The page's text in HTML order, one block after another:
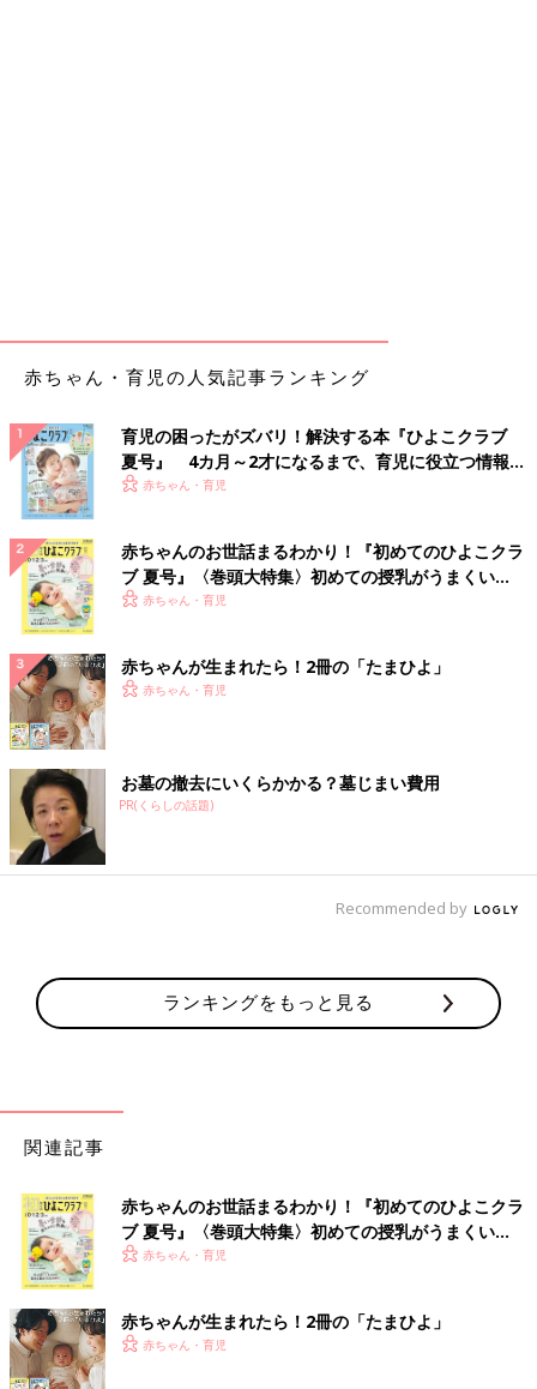
涙は涙点から涙小管、涙嚢（るいのう）、鼻涙管を通って鼻へ流
れていきます。これを涙道といいます。
涙道が通っているかを調べる検査
大人の場合は涙道の通りを確認するために涙点から水を入れて、
口や鼻に水が来るか確認する「通水検査」をします。しかし、子
どもの場合はどうしても動いてしまうので侵襲的な検査になって
しまいます。代わりとして、色素残留試験をします。目に色素を
つけて15分ほど待つと正常であれば色のついた涙は鼻へ行くので
目に残りません。しかし、閉塞があると色のついた涙が目に残り
９割が１歳までに自然治癒するのでまずは経過観察
しょう。どろっとした黄色い目やにや充血がでるときは抗生剤点
きてしまう可能性があるので、症状が強いときだけなど最低限の
使用でお願いしています。
自然治癒を促す方法として涙嚢マッサージ（Crigler・クリッグラ
ー法）があります。目頭の内側に指を置き、鼻の骨を押すように
軽く圧をかけて、鼻翼にむかって指を動かすことで涙道の内容物
を鼻へ流し込むマッサージです【図2参照】。1セットあたり5～
10回、1日に2～4セット行うことが推奨されます。もし自然治癒
赤ちゃん・育児の人気記事ランキング
育児の困ったがズバリ！解決する本『ひよこクラブ
夏号』 4カ月～2才になるまで、育児に役立つ情報が
いっぱい！
赤ちゃん・育児
赤ちゃんのお世話まるわかり！『初めてのひよこクラ
ブ 夏号』〈巻頭大特集〉初めての授乳がうまくい
く！ おっぱい・ミルクの基本と夏のトラブル 解決テ
赤ちゃん・育児
赤ちゃんが生まれたら！2冊の「たまひよ」
赤ちゃん・育児
お墓の撤去にいくらかかる？墓じまい費用
PR(くらしの話題)
Recommended by
ランキングをもっと見る
関連記事
赤ちゃんのお世話まるわかり！『初めてのひよこクラ
ブ 夏号』〈巻頭大特集〉初めての授乳がうまくい
く！ おっぱい・ミルクの基本と夏のトラブル 解決テ
赤ちゃん・育児
赤ちゃんが生まれたら！2冊の「たまひよ」
赤ちゃん・育児